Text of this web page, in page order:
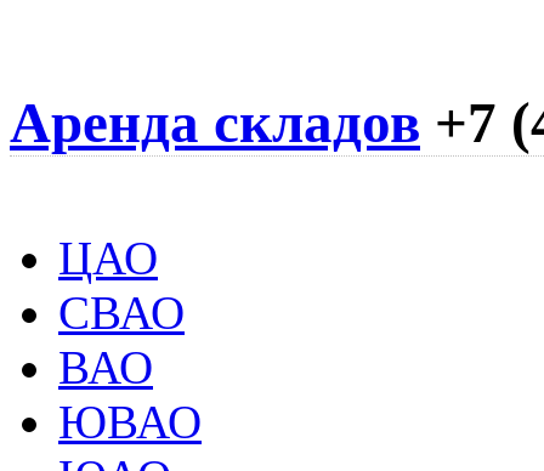
Аренда складов +7
ЦАО
СВАО
ВАО
ЮВАО